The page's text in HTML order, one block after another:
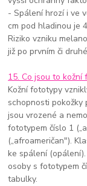
- Spálení hrozí i ve
cm pod hladinou je
Riziko vzniku
již po prvním či
15. Co jsou to kožní
Kožní fototypy
schopnosti
jsou vrozené a
fototypem číslo 1
(„afroameričan").
ke spálení
osoby s fototypem
tabulky.